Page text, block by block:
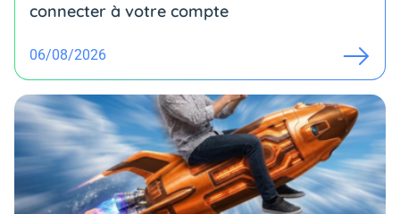
connecter à votre compte
06/08/2026